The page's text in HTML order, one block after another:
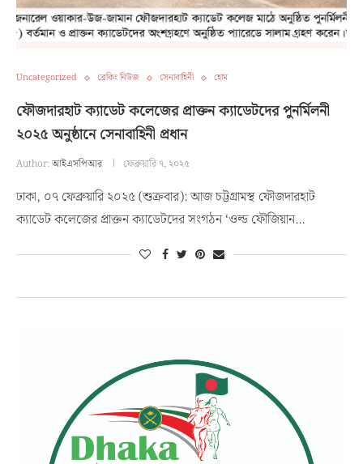
Uncategorized ব্রেকিং নিউজ সেনাবাহিনী হোম
ফৌজদারহাট ক্যাডেট কলেজের প্রাক্তন ক্যাডেটদের পুনর্মিলনী
২০২৫ অনুষ্ঠানে সেনাবাহিনী প্রধান
Author:আইএসপিআর ফেব্রুয়ারি ৭, ২০২৫
ঢাকা, ০৭ ফেব্রুয়ারি ২০২৫ (শুক্রবার): আজ চট্টগ্রামস্থ ফৌজদারহাট
ক্যাডেট কলেজের প্রাক্তন ক্যাডেটদের সংগঠন ‘ওল্ড ফৌজিয়ান…